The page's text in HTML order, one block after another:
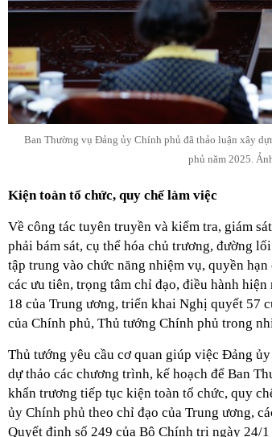
Ban Thường vụ Đảng ủy Chính phủ đã thảo luận xây
phủ năm 2025.
Kiện toàn tổ chức, quy chế làm việc
Về công tác tuyên truyền và kiểm tra, giám
phải bám sát, cụ thể hóa chủ trương, đường
tập trung vào chức năng nhiệm vụ, quyền
các ưu tiên, trọng tâm chỉ đạo, điều hành
18 của Trung ương, triển khai Nghị quyết 57
của Chính phủ, Thủ tướng Chính phủ trong
Thủ tướng yêu cầu cơ quan giúp việc Đảng
dự thảo các chương trình, kế hoạch để Ban
khẩn trương tiếp tục kiện toàn tổ chức, quy
ủy Chính phủ theo chỉ đạo của Trung ương,
Quyết định số 249 của Bộ Chính trị ngày 24/